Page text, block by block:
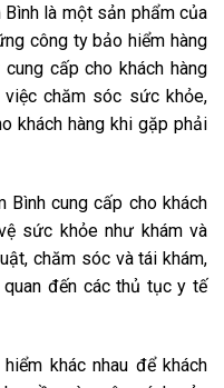
là một sản phẩm của
công ty bảo hiểm hàng
cấp cho khách hàng
chăm sóc sức khỏe,
khách hàng khi gặp phải
Bình cung cấp cho khách
sức khỏe như khám và
chăm sóc và tái khám,
đến các thủ tục y tế
khác nhau để khách